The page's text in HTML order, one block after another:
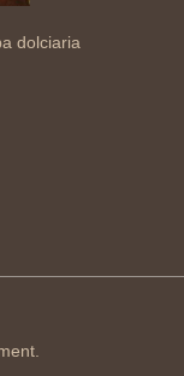
dolciaria